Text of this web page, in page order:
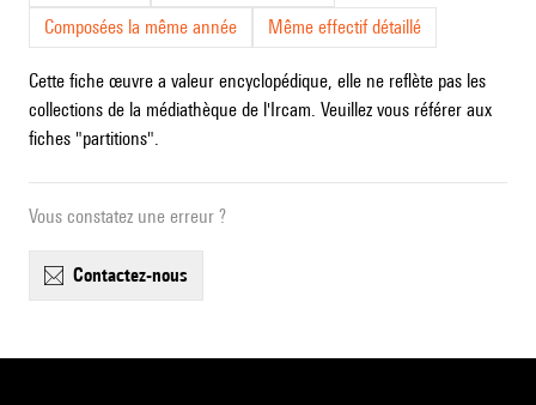
Composées la même année
Même effectif détaillé
Cette fiche œuvre a valeur encyclopédique, elle ne reflète pas les
collections de la médiathèque de l'Ircam. Veuillez vous référer aux
fiches "partitions".
Vous constatez une erreur ?
contactez-nous